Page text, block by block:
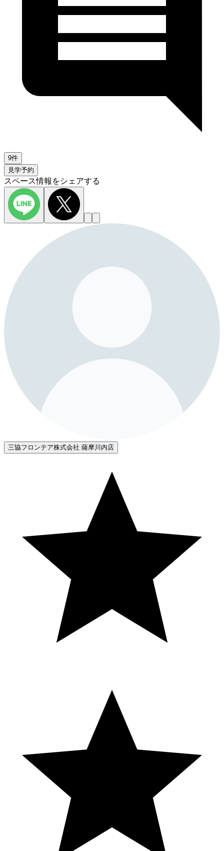
9件
見学予約
スペース情報をシェアする
三協フロンテア株式会社 薩摩川内店